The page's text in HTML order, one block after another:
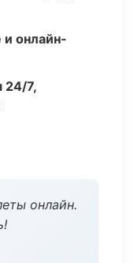
онлайн-
24/7,
онлайн.